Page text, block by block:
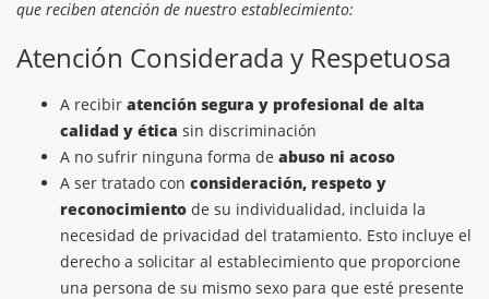
que reciben atención de nuestro establecimiento:
Atención Considerada y Respetuosa
A recibir atención segura y profesional de alta
calidad y ética sin discriminación
A no sufrir ninguna forma de abuso ni acoso
A ser tratado con consideración, respeto y
reconocimiento de su individualidad, incluida la
necesidad de privacidad del tratamiento. Esto incluye el
derecho a solicitar al establecimiento que proporcione
una persona de su mismo sexo para que esté presente